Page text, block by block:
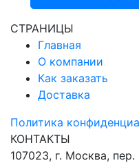
СТРАНИЦЫ
Главная
О компании
Как заказать
Доставка
Политика
КОНТАКТЫ
107023, г. Москва,